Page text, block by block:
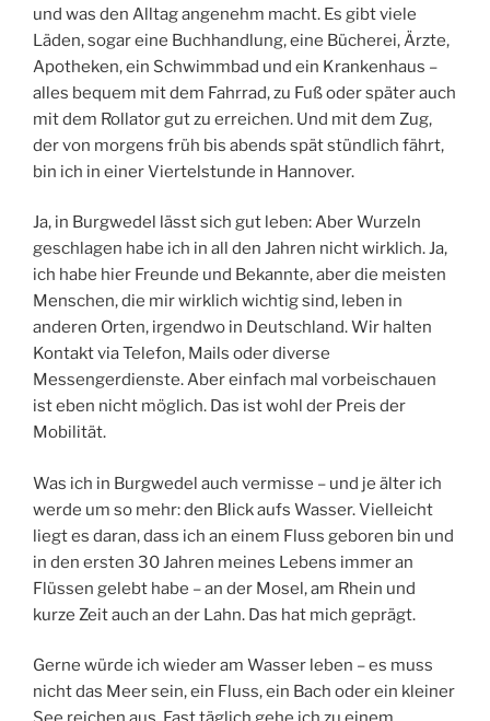
und was den Alltag angenehm macht. Es gibt viele
Läden, sogar eine Buchhandlung, eine Bücherei, Ärzte,
Apotheken, ein Schwimmbad und ein Krankenhaus –
alles bequem mit dem Fahrrad, zu Fuß oder später auch
mit dem Rollator gut zu erreichen. Und mit dem Zug,
der von morgens früh bis abends spät stündlich fährt,
bin ich in einer Viertelstunde in Hannover.
Ja, in Burgwedel lässt sich gut leben: Aber Wurzeln
geschlagen habe ich in all den Jahren nicht wirklich. Ja,
ich habe hier Freunde und Bekannte, aber die meisten
Menschen, die mir wirklich wichtig sind, leben in
anderen Orten, irgendwo in Deutschland. Wir halten
Kontakt via Telefon, Mails oder diverse
Messengerdienste. Aber einfach mal vorbeischauen
ist eben nicht möglich. Das ist wohl der Preis der
Mobilität.
Was ich in Burgwedel auch vermisse – und je älter ich
werde um so mehr: den Blick aufs Wasser. Vielleicht
liegt es daran, dass ich an einem Fluss geboren bin und
in den ersten 30 Jahren meines Lebens immer an
Flüssen gelebt habe – an der Mosel, am Rhein und
kurze Zeit auch an der Lahn. Das hat mich geprägt.
Gerne würde ich wieder am Wasser leben – es muss
nicht das Meer sein, ein Fluss, ein Bach oder ein kleiner